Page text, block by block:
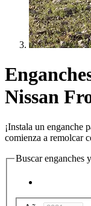
Nissan
¡Instala un enganche
comienza a remolcar
Buscar enganches